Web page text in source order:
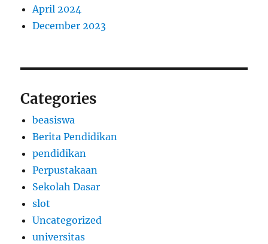
April 2024
December 2023
Categories
beasiswa
Berita Pendidikan
pendidikan
Perpustakaan
Sekolah Dasar
slot
Uncategorized
universitas